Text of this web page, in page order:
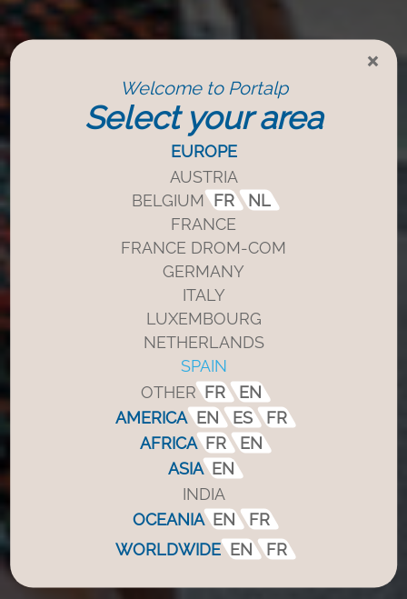
×
Welcome to Portalp
Select your area
EUROPE
AUSTRIA
BELGIUM FR
NL
FRANCE
FRANCE DROM-COM
GERMANY
ITALY
LUXEMBOURG
NETHERLANDS
SPAIN
OTHER FR
EN
AMERICA EN ES
FR
AFRICA FR
EN
ASIA EN
INDIA
OCEANIA EN
FR
WORLDWIDE EN FR